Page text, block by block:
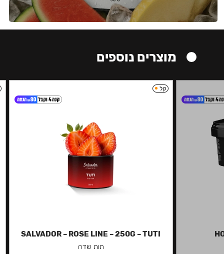
מוצרים נוספים
קל
SALVADOR – ROSE LINE – 250G – TUTI
תות שדה